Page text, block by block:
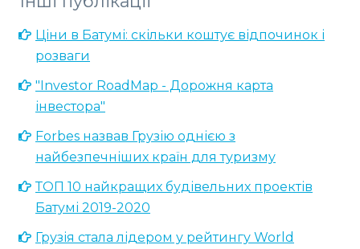
Ціни в Батумі: скільки коштує відпочинок і
розваги
"Investor RoadMap - Дорожня карта
інвестора"
Forbes назвав Грузію однією з
найбезпечніших країн для туризму
ТОП 10 найкращих будівельних проектів
Батумі 2019-2020
Грузія стала лідером у рейтингу World